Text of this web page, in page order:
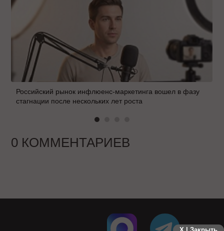
Российский рынок инфлюенс-маркетинга вошел в фазу
стагнации после нескольких лет роста
0 КОММЕНТАРИЕВ